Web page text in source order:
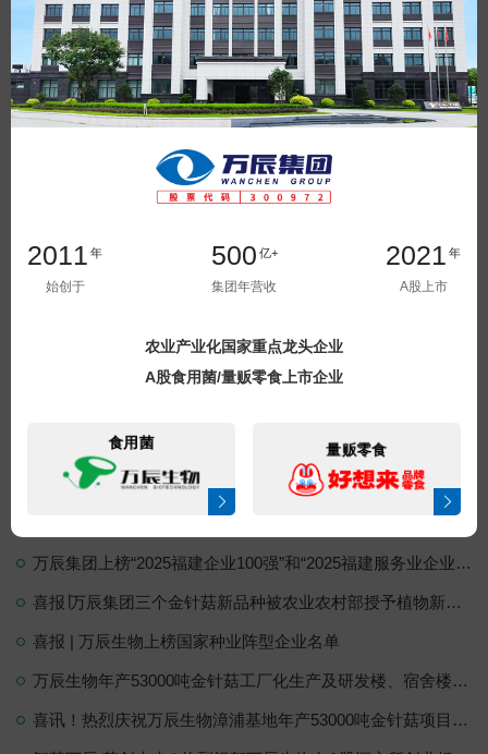
2011 年
始创于
500 亿+
集团年营收
2021 年
A股上市
农业产业化国家重点龙头企业
A股食用菌/量贩零食上市企业
食用菌 量贩零食
万辰集团上榜“2025福建企业100强”和“2025福建服务业企业100强”
喜报∣万辰集团三个金针菇新品种被农业农村部授予植物新品种权
喜报 | 万辰生物上榜国家种业阵型企业名单
万辰生物年产53000吨金针菇工厂化生产及研发楼、宿舍楼建设项目开工仪式圆满举行！
喜讯！热烈庆祝万辰生物漳浦基地年产53000吨金针菇项目正式投产
立即提交